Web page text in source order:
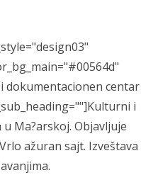
dokumentacionen centar
i
Ma?arskoj. Objavljuje
ažuran sajt. Izveštava